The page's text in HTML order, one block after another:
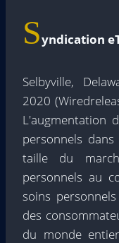
Syndication
Selbyville,
2020
L'augmentation
personnels
taille du
personnels au
soins
des
du monde